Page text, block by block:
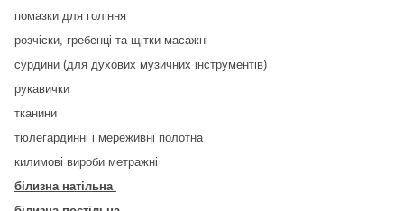
помазки для гоління
розчіски, гребенці та щітки масажні
сурдини (для духових музичних інструментів)
рукавички
тканини
тюлегардинні і мереживні полотна
килимові вироби метражні
білизна натільна